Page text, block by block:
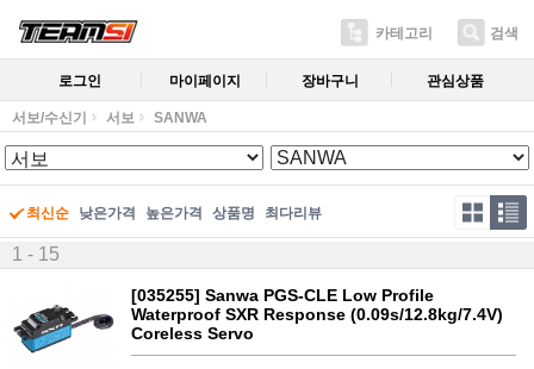
카테고리 검색
로그인 마이페이지 장바구니 관심상품
서보/수신기 서보 SANWA
최신순 낮은가격 높은가격 상품명 최다리뷰
1 - 15
[035255] Sanwa PGS-CLE Low Profile
Waterproof SXR Response (0.09s/12.8kg/7.4V)
Coreless Servo